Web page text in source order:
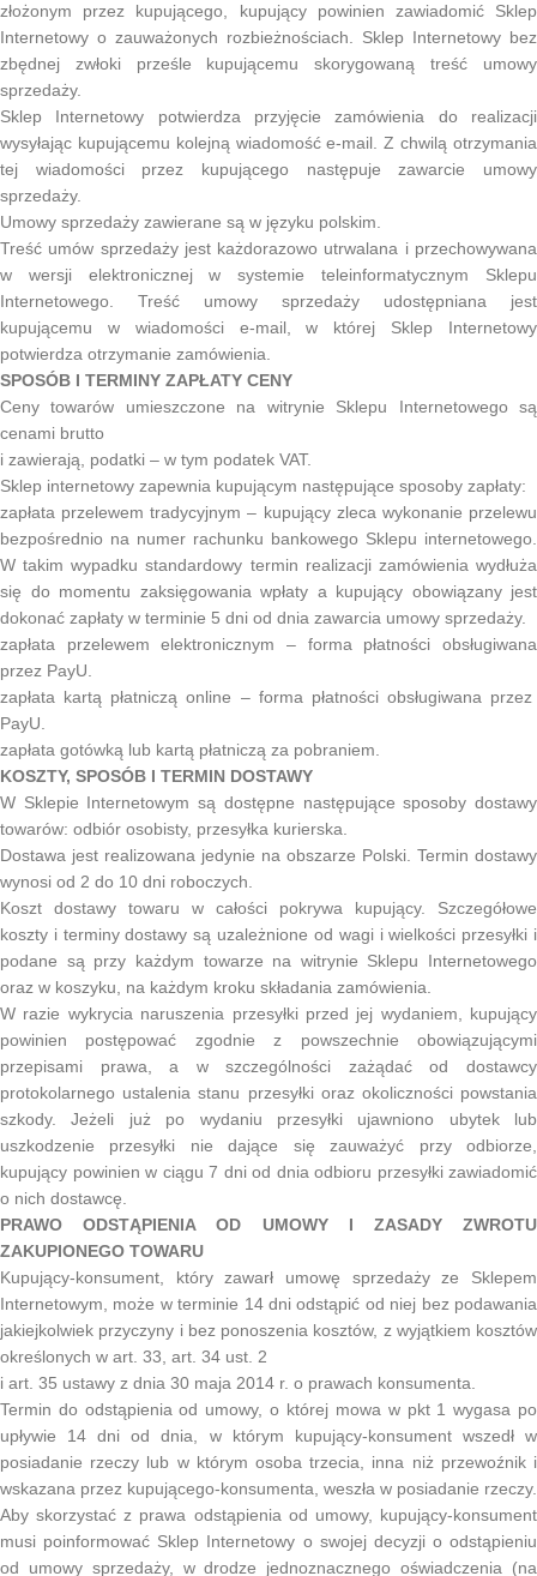
złożonym przez kupującego, kupujący powinien zawiadomić Sklep
Internetowy o zauważonych rozbieżnościach. Sklep Internetowy bez
zbędnej zwłoki prześle kupującemu skorygowaną treść umowy
sprzedaży.
Sklep Internetowy potwierdza przyjęcie zamówienia do realizacji
wysyłając kupującemu kolejną wiadomość e-mail. Z chwilą otrzymania
tej wiadomości przez kupującego następuje zawarcie umowy
sprzedaży.
Umowy sprzedaży zawierane są w języku polskim.
Treść umów sprzedaży jest każdorazowo utrwalana i przechowywana
w wersji elektronicznej w systemie teleinformatycznym Sklepu
Internetowego. Treść umowy sprzedaży udostępniana jest
kupującemu w wiadomości e-mail, w której Sklep Internetowy
potwierdza otrzymanie zamówienia.
SPOSÓB I TERMINY ZAPŁATY CENY
Ceny towarów umieszczone na witrynie Sklepu Internetowego są
cenami brutto
i zawierają, podatki – w tym podatek VAT.
Sklep internetowy zapewnia kupującym następujące sposoby zapłaty:
zapłata przelewem tradycyjnym – kupujący zleca wykonanie przelewu
bezpośrednio na numer rachunku bankowego Sklepu internetowego.
W takim wypadku standardowy termin realizacji zamówienia wydłuża
się do momentu zaksięgowania wpłaty a kupujący obowiązany jest
dokonać zapłaty w terminie 5 dni od dnia zawarcia umowy sprzedaży.
zapłata przelewem elektronicznym – forma płatności obsługiwana
przez PayU.
zapłata kartą płatniczą online – forma płatności obsługiwana przez
PayU.
zapłata gotówką lub kartą płatniczą za pobraniem.
KOSZTY, SPOSÓB I TERMIN DOSTAWY
W Sklepie Internetowym są dostępne następujące sposoby dostawy
towarów: odbiór osobisty, przesyłka kurierska.
Dostawa jest realizowana jedynie na obszarze Polski. Termin dostawy
wynosi od 2 do 10 dni roboczych.
Koszt dostawy towaru w całości pokrywa kupujący. Szczegółowe
koszty i terminy dostawy są uzależnione od wagi i wielkości przesyłki i
podane są przy każdym towarze na witrynie Sklepu Internetowego
oraz w koszyku, na każdym kroku składania zamówienia.
W razie wykrycia naruszenia przesyłki przed jej wydaniem, kupujący
powinien postępować zgodnie z powszechnie obowiązującymi
przepisami prawa, a w szczególności zażądać od dostawcy
protokolarnego ustalenia stanu przesyłki oraz okoliczności powstania
szkody. Jeżeli już po wydaniu przesyłki ujawniono ubytek lub
uszkodzenie przesyłki nie dające się zauważyć przy odbiorze,
kupujący powinien w ciągu 7 dni od dnia odbioru przesyłki zawiadomić
o nich dostawcę.
PRAWO ODSTĄPIENIA OD UMOWY I ZASADY ZWROTU
ZAKUPIONEGO TOWARU
Kupujący-konsument, który zawarł umowę sprzedaży ze Sklepem
Internetowym, może w terminie 14 dni odstąpić od niej bez podawania
jakiejkolwiek przyczyny i bez ponoszenia kosztów, z wyjątkiem kosztów
określonych w art. 33, art. 34 ust. 2
i art. 35 ustawy z dnia 30 maja 2014 r. o prawach konsumenta.
Termin do odstąpienia od umowy, o której mowa w pkt 1 wygasa po
upływie 14 dni od dnia, w którym kupujący-konsument wszedł w
posiadanie rzeczy lub w którym osoba trzecia, inna niż przewoźnik i
wskazana przez kupującego-konsumenta, weszła w posiadanie rzeczy.
Aby skorzystać z prawa odstąpienia od umowy, kupujący-konsument
musi poinformować Sklep Internetowy o swojej decyzji o odstąpieniu
od umowy sprzedaży, w drodze jednoznacznego oświadczenia (na